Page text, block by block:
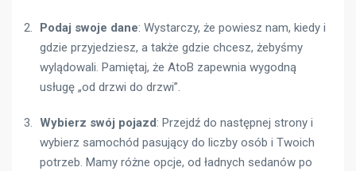
Podaj swoje dane: Wystarczy, że powiesz nam, kiedy i
gdzie przyjedziesz, a także gdzie chcesz, żebyśmy
wylądowali. Pamiętaj, że AtoB zapewnia wygodną
usługę „od drzwi do drzwi”.
Wybierz swój pojazd: Przejdź do następnej strony i
wybierz samochód pasujący do liczby osób i Twoich
potrzeb. Mamy różne opcje, od ładnych sedanów po